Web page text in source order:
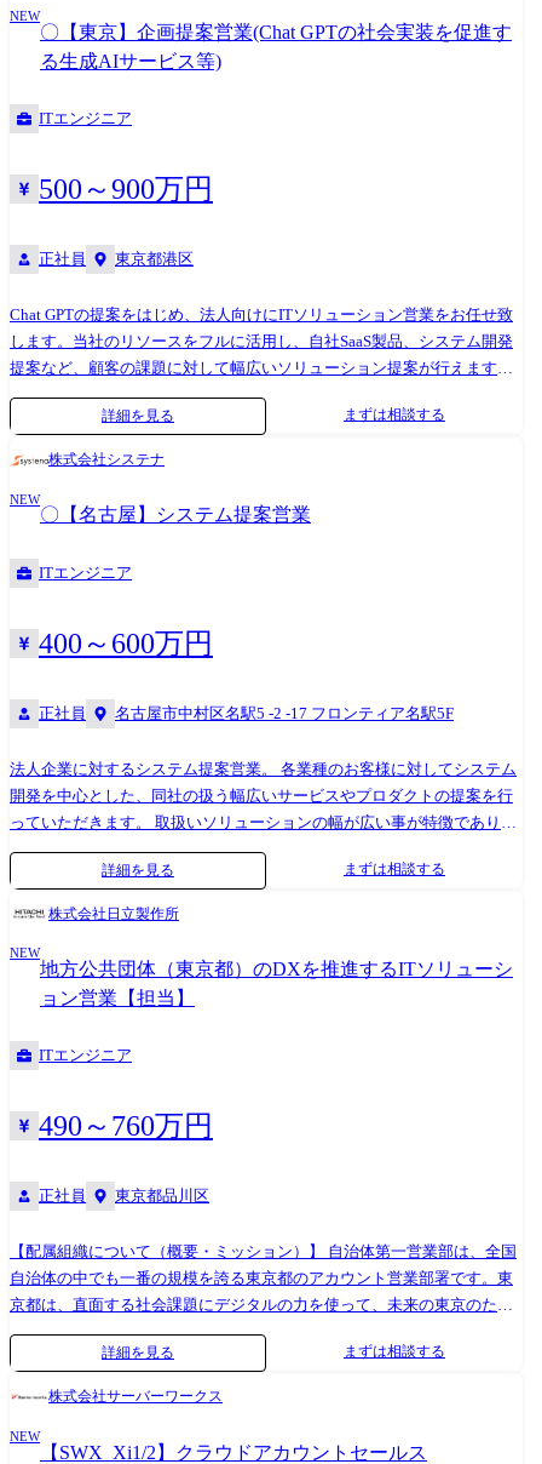
の策定 ・業務要件・非機能要件を踏まえた設計および技術的意思決定 ・
技術課題・リスクの特定および解決方針の提示 ・ステークホルダーとの
合意形成(顧客・経営層含む) ・開発チームの技術リードおよび品質担保
として、アーキテクチャ設計および技術意思決定をリードいただきま
ビジネス成果に直結するシステム構築を推進する役割を期待していま
す。 プロジェクト例 ・業務系システム刷新における全体アーキテクチャ
ム/データ基盤構想策定 ・テスト戦略・品質改善プロセスの設計 メッセ
ベースで設計できる環境です。 技術的な最適解を追求し、設計に責任を
持ちたい方を歓迎します。
NEW
〇【東京】企画提案営業(Chat GPTの社会実装を促進す
る生成AIサービス等)
ITエンジニア
500～900万円
正社員 東京都港区
Chat GPTの提案をはじめ、法人向けにITソリューション営業をお任せ致
します。当社のリソースをフルに活用し、自社SaaS製品、システム開発
提案など、顧客の課題に対して幅広いソリューション提案が行えます。
●新規顧客開拓活動・既存顧客への深堀提案 ●パートナー企業との協業戦
略 ※大手上場企業のお客様が大半を占めます。 Chat GPTなどの最先端技
術から、社内システム開発など幅広いソリューションを持つ当社だから
だけます。お客様とのリレーションの構築ならびに課題提起によるソリ
ューション提案スキルが身につきます。
詳細を見る まずは相談する
株式会社システナ
NEW
〇【名古屋】システム提案営業
ITエンジニア
400～600万円
正社員 名古屋市中村区名駅5 -2 -17 フロンティア名駅5F
法人企業に対するシステム提案営業。 各業種のお客様に対してシステム
開発を中心とした、同社の扱う幅広いサービスやプロダクトの提案を行
っていただきます。 取扱いソリューションの幅が広い事が特徴であり、
業務システム開発はもちろん、スマホアプリ/自社製品(数十種類以上)/ク
ラウド/IOT/ロボッティクス、金融基幹業務開発と多岐に渡ります。 既存
ション、といった取引において重要な部分をお任せいたします。 【具体
的な業務内容】 ●既存顧客への深堀提案 ●パートナー企業との協業戦略 ●
新規顧客開拓活動 大手上場企業のお客様が大半を占めます。 お客様との
て頂きます。 案件の9割がエンドユーザーからの直請け案件(プライム)
クライアントがメインです。 5名~100名程度が稼働する案件の商談を行
っていただきます。
詳細を見る まずは相談する
株式会社日立製作所
NEW
地方公共団体（東京都）のDXを推進するITソリューシ
ョン営業【担当】
ITエンジニア
490～760万円
正社員 東京都品川区
【配属組織について（概要・ミッション）】 自治体第一営業部は、全国
自治体の中でも一番の規模を誇る東京都のアカウント営業部署です。東
京都は、直面する社会課題にデジタルの力を使って、未来の東京のため
に今できることは何か？という視点で、様々な取り組みを実践されお
り、我々はその取り組みを日立の持つ総合力を使って支援する提案活動
をしています。過去から引き継いできた人脈、知見といった礎の上に、
続けることがミッションとなります。 【職務概要】 ●地方公共団体（東
詳細を見る まずは相談する
株式会社サーバーワークス
NEW
【SWX_Xi1/2】クラウドアカウントセールス